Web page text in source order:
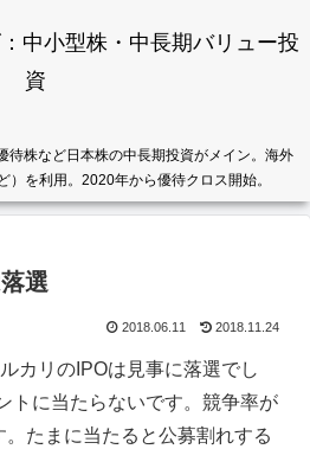
中小型株・中長期バリュー投
資
待株など日本株の中長期投資がメイン。海外
）を利用。2020年から優待クロス開始。
選
2018.06.11 2018.11.24
カリのIPOは見事に落選でし
トに当たらないです。競争率が
たまに当たると公募割れする